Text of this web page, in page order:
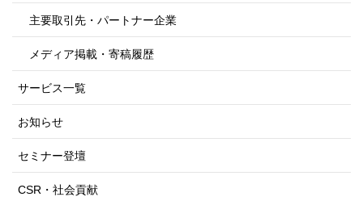
主要取引先・パートナー企業
メディア掲載・寄稿履歴
サービス一覧
お知らせ
セミナー登壇
CSR・社会貢献